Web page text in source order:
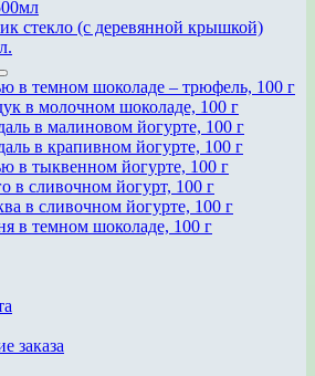
стекло (с деревянной крышкой)
в темном шоколаде – трюфель, 100 г
в молочном шоколаде, 100 г
в малиновом йогурте, 100 г
в крапивном йогурте, 100 г
в тыквенном йогурте, 100 г
в сливочном йогурт, 100 г
в сливочном йогурте, 100 г
в темном шоколаде, 100 г
заказа